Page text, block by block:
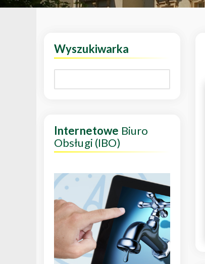
Wyszukiwarka
Internetowe Biuro
Obsługi (IBO)